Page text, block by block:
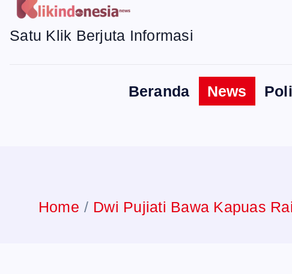
Satu Klik Berjuta Informasi
Beranda News
Home Dwi Pujiati Bawa Kapuas